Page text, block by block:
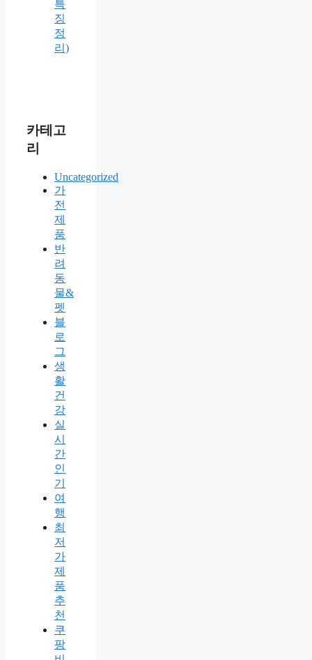
특
징
정
리)
카테고
리
Uncategorized
가
전
제
품
반
려
동
물&
펫
블
로
그
생
활
건
강
실
시
간
인
기
여
행
최
저
가
제
품
추
천
쿠
팡